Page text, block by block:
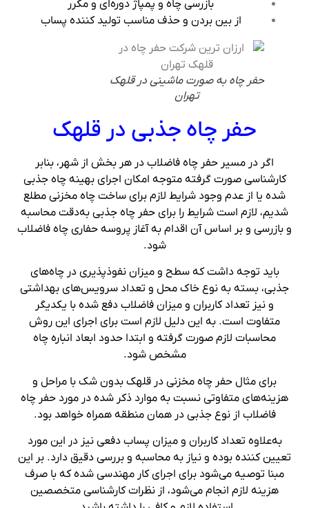
بازرسی چاه و پمپاژ دوره‌ای و مکرر
از بین بردن و حذف مناسب تولید کننده پساب
حفر چاه به صورت ماشینی در قلهک
تهران
حفر چاه جذبی در قلهک
اگر در مسیر حفر چاه فاضلاب در هر بخش از شهر، بنابر
کارشناسی صورت گرفته متوجه امکان اجرای بهینه چاه جذبی
شده یا از عدم وجود شرایط لازم برای ساخت چاه مخزنی مطلع
شدیم، لازم است شرایط را برای حفر چاه جذبی به‌دقت محاسبه
و بازرسی و بر اساس آن اقدام به آغاز پروسه حفاری چاه فاضلاب
شود.
باید توجه داشت که سطح و میزان نفوذپذیری در چاه‌های
جذبی، بسته به نوع خاک محل و تعداد سرویس‌های بهداشتی
و نیز تعداد کاربران و میزان فاضلاب دفع شده با یکدیگر
متفاوت است. به این دلیل لازم است برای اجرای این روش
محاسبات لازم صورت گرفته و ابتدا حدود ابعاد انباره چاه
مشخص شود.
برای مثال حفر چاه مخزنی در قلهک بدون شک با مراحل و
هزینه‌های متفاوتی نسبت به موارد ذکر شده در مورد حفر چاه
فاضلاب از نوع جذبی در همان منطقه همراه خواهد بود.
به‌علاوه تعداد کاربران و میزان پساب دفعی نیز در این مورد
تعیین کننده بوده و نیاز به محاسبه و بررسی دقیق دارد. بر این
مبنا توصیه می‌شود برای اجرای کار مهندسی شده که با صرف
هزینه لازم انجام می‌شود، از نظرات کارشناسی متخصصین